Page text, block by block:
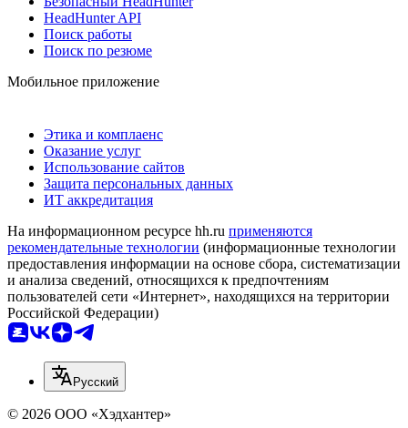
HeadHunter API
Поиск работы
Поиск по резюме
Мобильное приложение
Этика и комплаенс
Оказание услуг
Использование сайтов
Защита персональных данных
ИТ аккредитация
На информационном ресурсе hh.ru применяются
рекомендательные технологии (информационные технологии
предоставления информации на основе сбора, систематизации
и анализа сведений, относящихся к предпочтениям
пользователей сети «Интернет», находящихся на территории
Российской Федерации)
Русский
© 2026 ООО «Хэдхантер»